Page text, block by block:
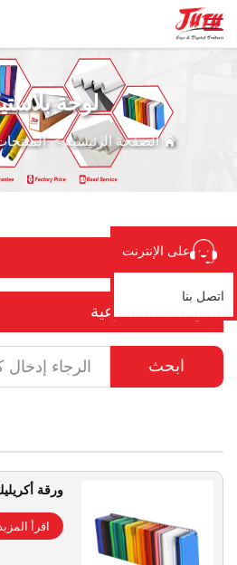
الصفحة الرئيسية
تطبيق
الأخبار
اتصل بنا
على الإنترنت
اتصل بنا
لوحة
الصفحة الرئيسية>
جميع الفئات
جميع الفئات الفرعية
ابحث
ورقة
اقرأ المزيد